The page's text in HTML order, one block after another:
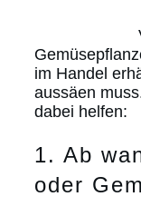
im Handel
aussäen
dabei helfen:
1. Ab
oder